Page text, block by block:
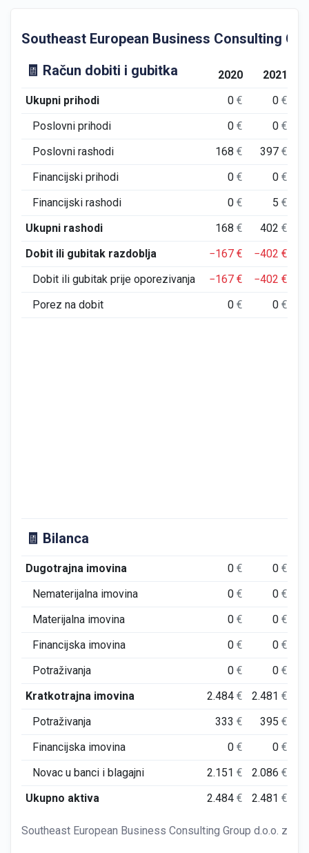
Southeast European Business Consulting
🧾 Račun dobiti i gubitka
2020 2021
Ukupni prihodi
0€ 0€
Poslovni prihodi
0€ 0€
Poslovni rashodi
168€ 397€
Financijski prihodi
0€ 0€
Financijski rashodi
0€ 5€
Ukupni rashodi
168€ 402€
Dobit ili gubitak razdoblja
−167€ −402€
Dobit ili gubitak prije oporezivanja
−167€ −402€
Porez na dobit
0€ 0€
🧾 Bilanca
Dugotrajna imovina 0€ 0€
Nematerijalna imovina
0€ 0€
Materijalna imovina
0€ 0€
Financijska imovina
0€ 0€
Potraživanja
0€ 0€
Kratkotrajna imovina
2.484€ 2.481€
Potraživanja
333€ 395€
Financijska imovina
0€ 0€
Novac u banci i blagajni
2.151€ 2.086€
Ukupno aktiva
2.484€ 2.481€
Southeast European Business Consulting Group d.o.o. za